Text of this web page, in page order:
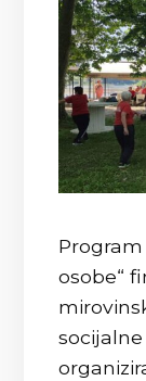
osobe“